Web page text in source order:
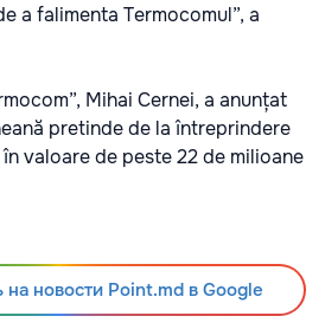
a falimenta Termocomul”, a
Mihai Cernei, a anunțat
pretinde de la întreprindere
valoare de peste 22 de milioane
новости Point.md в Google